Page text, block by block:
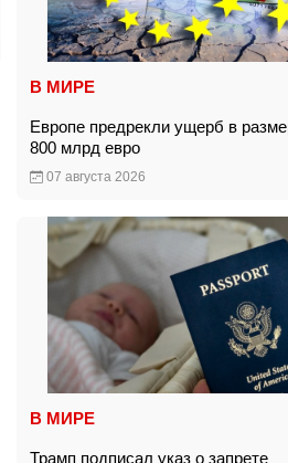
В МИРЕ
Европе предрекли ущерб в
800 млрд евро
07 августа 2026
В МИРЕ
Трамп подписал указ о запрете